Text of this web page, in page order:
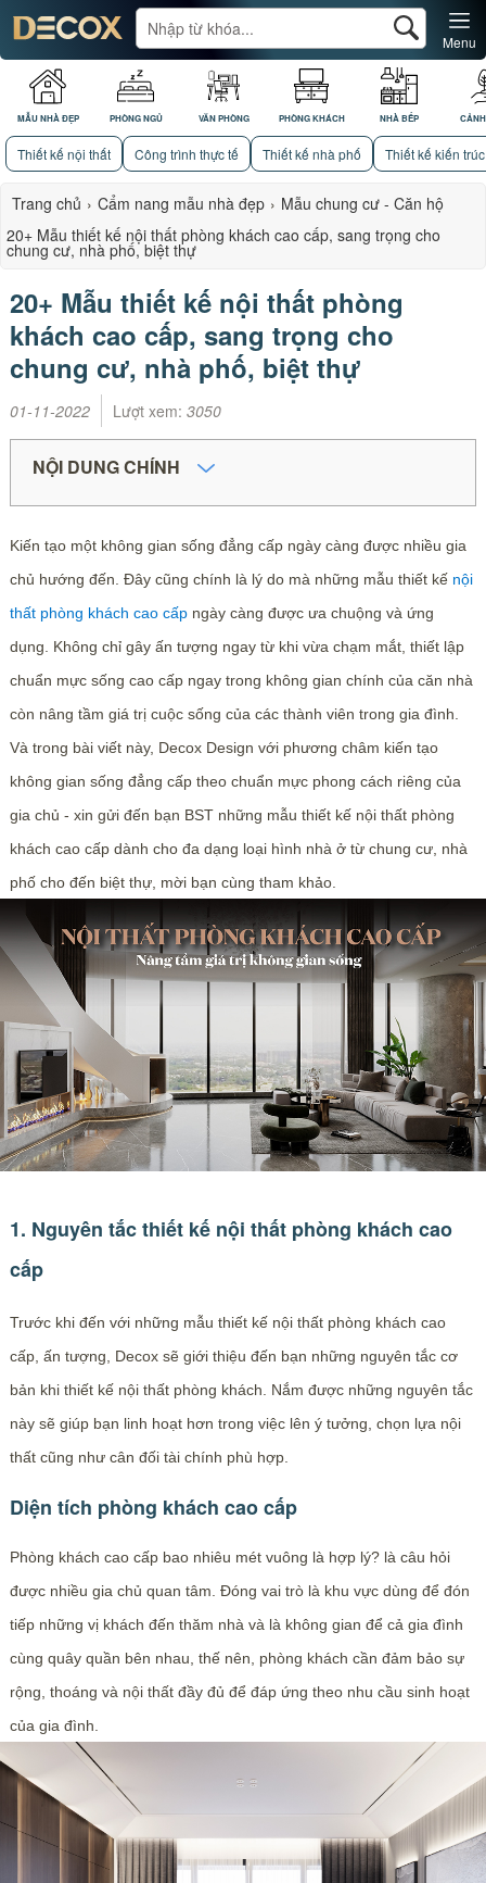
MẪU NHÀ ĐẸP PHÒNG NGỦ VĂN PHÒNG PHÒNG KHÁCH NHÀ BẾP
Menu
Thiết kế nội thất Công trình thực tế Thiết kế nhà phố Thiết kế kiến trúc
Trang chủ › Cẩm nang mẫu nhà đẹp › Mẫu chung cư - Căn hộ
20+ Mẫu thiết kế nội thất phòng khách cao cấp, sang trọng cho
chung cư, nhà phố, biệt thự
20+ Mẫu thiết kế nội thất phòng
khách cao cấp, sang trọng cho
chung cư, nhà phố, biệt thự
01-11-2022 Lượt xem: 3050
NỘI DUNG CHÍNH
Kiến tạo một không gian sống đẳng cấp ngày càng được nhiều gia
chủ hướng đến. Đây cũng chính là lý do mà những mẫu thiết kế nội
thất phòng khách cao cấpngày càng được ưa chuộng và ứng
dụng. Không chỉ gây ấn tượng ngay từ khi vừa chạm mắt, thiết lập
chuẩn mực sống cao cấp ngay trong không gian chính của căn nhà
còn nâng tầm giá trị cuộc sống của các thành viên trong gia đình.
Và trong bài viết này, Decox Design với phương châm kiến tạo
không gian sống đẳng cấp theo chuẩn mực phong cách riêng của
gia chủ - xin gửi đến bạn BST những mẫu thiết kế nội thất phòng
khách cao cấp dành cho đa dạng loại hình nhà ở từ chung cư, nhà
phố cho đến biệt thự, mời bạn cùng tham khảo.
1. Nguyên tắc thiết kế nội thất phòng khách cao
cấp
Trước khi đến với những mẫu thiết kế nội thất phòng khách cao
cấp, ấn tượng, Decox sẽ giới thiệu đến bạn những nguyên tắc cơ
bản khi thiết kế nội thất phòng khách. Nắm được những nguyên tắc
này sẽ giúp bạn linh hoạt hơn trong việc lên ý tưởng, chọn lựa nội
thất cũng như cân đối tài chính phù hợp.
Diện tích phòng khách cao cấp
Phòng khách cao cấp bao nhiêu mét vuông là hợp lý? là câu hỏi
được nhiều gia chủ quan tâm. Đóng vai trò là khu vực dùng để đón
tiếp những vị khách đến thăm nhà và là không gian để cả gia đình
cùng quây quần bên nhau, thế nên, phòng khách cần đảm bảo sự
rộng, thoáng và nội thất đầy đủ để đáp ứng theo nhu cầu sinh hoạt
của gia đình.